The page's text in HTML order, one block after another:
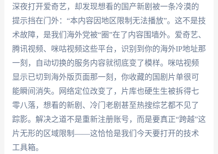
深夜打开爱奇艺，却发现想看的国产新剧被一条冷漠的
提示挡在门外：“本内容因地区限制无法播放”。这不是技
术故障，是我们海外党被“圈”在了内容围墙外。爱奇艺、
腾讯视频、咪咕视频这些平台，识别到你的海外IP地址那
一刻，自动切换的服务内容就彻底变了模样。咪咕视频
显示已切到海外版页面那一刻，你收藏的国剧片单很可
能瞬间消失。网络定位改变了，片库也硬生生被拆得七
零八落，想看的新剧、冷门老剧甚至热搜综艺都不见了
踪影。解决之道不是重新注册账号，而是要真正“跨越”这
片无形的区域限制——这恰恰是我们今天要打开的技术
工具箱。